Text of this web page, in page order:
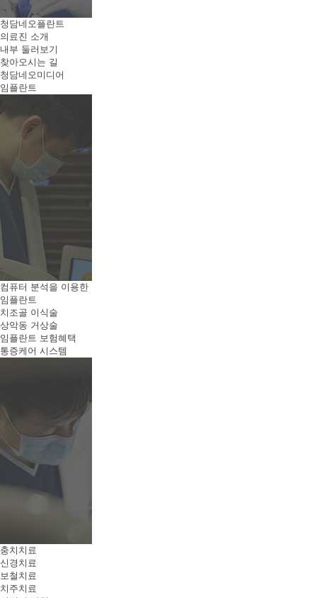
청담네오플란트
의료진 소개
내부 둘러보기
찾아오시는 길
청담네오미디어
임플란트
컴퓨터 분석을 이용한
임플란트
치조골 이식술
상악동 거상술
임플란트 보험혜택
통증케어 시스템
충치치료
신경치료
보철치료
치주치료